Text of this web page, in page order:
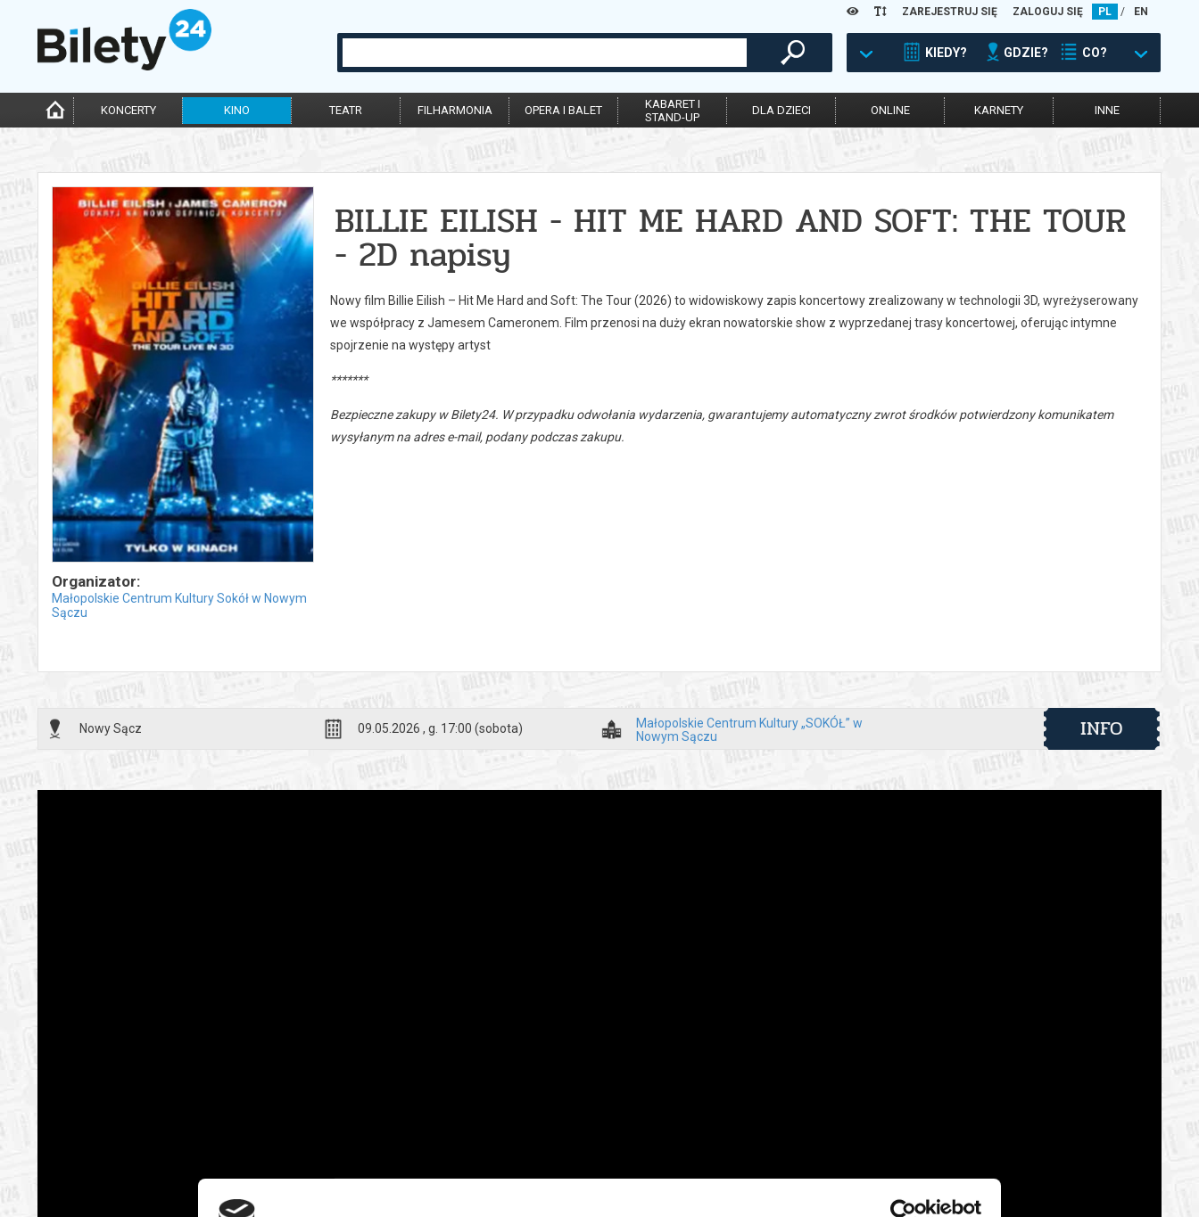
ZAREJESTRUJ SIĘ ZALOGUJ SIĘ PL / EN
KIEDY? GDZIE? CO?
KONCERTY KINO TEATR FILHARMONIA OPERA I BALET
KABARET I
STAND-UP
DLA DZIECI ONLINE KARNETY INNE
Organizator:
Małopolskie Centrum Kultury Sokół w Nowym
Sączu
BILLIE EILISH - HIT ME HARD AND SOFT: THE TOUR
- 2D napisy
Nowy film Billie Eilish – Hit Me Hard and Soft: The Tour (2026) to widowiskowy zapis koncertowy zrealizowany w technologii 3D, wyreżyserowany
we współpracy z Jamesem Cameronem. Film przenosi na duży ekran nowatorskie show z wyprzedanej trasy koncertowej, oferując intymne
spojrzenie na występy artyst
*******
Bezpieczne zakupy w Bilety24. W przypadku odwołania wydarzenia, gwarantujemy automatyczny zwrot środków potwierdzony komunikatem
wysyłanym na adres e-mail, podany podczas zakupu.
Nowy Sącz 09.05.2026 , g. 17:00 (sobota)
Małopolskie Centrum Kultury „SOKÓŁ” w
Nowym Sączu
INFO